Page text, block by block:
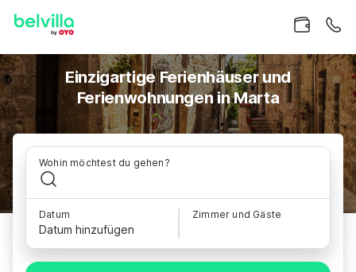
Einzigartige Ferienhäuser und
Ferienwohnungen in Marta
Wohin möchtest du gehen?
Datum
Datum hinzufügen
Zimmer und Gäste